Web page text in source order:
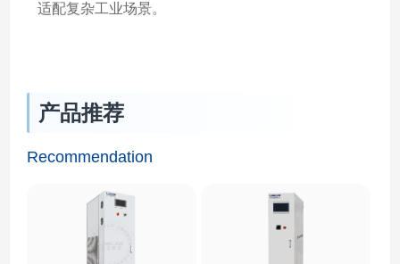
适配复杂工业场景。
产品推荐
Recommendation